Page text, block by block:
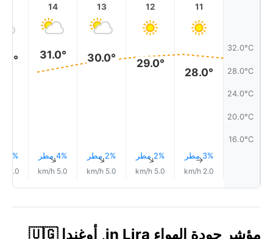
32.0°C
28.0°C
24.0°C
20.0°C
16.0°C
11
28.0°
3% مطر↑
2.0 km/h
12
29.0°
2% مطر↑
5.0 km/h
13
30.0°
2% مطر↑
5.0 km/h
14
31.0°
4% مطر↑
5.0 km/h
4% مطر
4.0 km/h
مؤشر جودة الهواء in Lira, أوغندا 🇺🇬